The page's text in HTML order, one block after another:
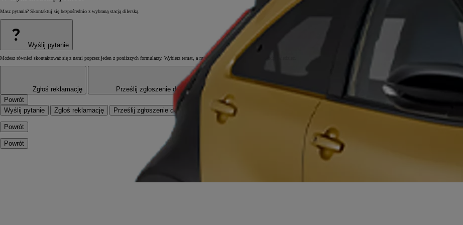
Masz pytania? Skontaktuj się bezpośrednio z wybraną stacją dilerską.
? Wyślij pytanie
Możesz również skontaktować się z nami poprzez jeden z poniższych formularzy. Wybierz temat, a my postaramy się jak najszybciej odpowiedzieć.
Zgłoś reklamację
Prześlij zgłoszenie dotyczące Twoich danych osobowych (RODO)
Powrót
Wyślij pytanie
Zgłoś reklamację Prześlij zgłoszenie dotyczące Twoich danych osobowych (RODO)
Powrót
Powrót